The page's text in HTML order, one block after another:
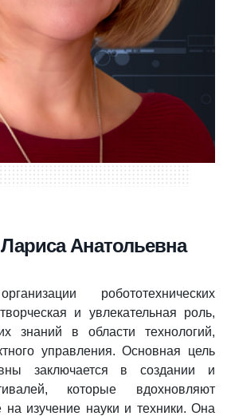
Анатольевна
робототехнических
и увлекательная роль,
знаний в области технологий,
управления. Основная цель
заключается в создании и
которые вдохновляют
на изучение науки и техники. Она